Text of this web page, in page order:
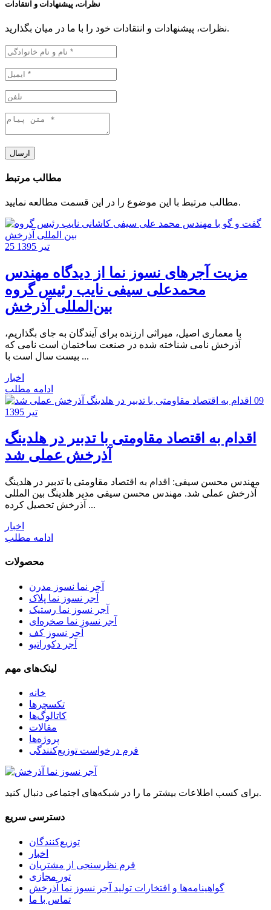
نظرات، پیشنهادات و انتقادات
نظرات، پیشنهادات و انتقادات خود را با ما در میان بگذارید.
ارسال
مطالب مرتبط
مطالب مرتبط با این موضوع را در این قسمت مطالعه نمایید.
25 تیر 1395
مزیت آجرهای نسوز نما از دیدگاه مهندس
محمدعلی سیفی نایب رئیس گروه
بین‌المللی آذرخش
با معماری اصیل، میراثی ارزنده برای آیندگان به جای بگذاریم،
آذرخش نامی شناخته شده در صنعت ساختمان است نامی که
بیست سال است با ...
اخبار
ادامه مطلب
09
تیر 1395
اقدام به اقتصاد مقاومتی با تدبیر در هلدینگ
آذرخش عملی شد
مهندس محسن سیفی: اقدام به اقتصاد مقاومتی با تدبیر در هلدینگ
آذرخش عملی شد. مهندس محسن سیفی مدیر هلدینگ بین المللی
آذرخش تحصیل کرده ...
اخبار
ادامه مطلب
محصولات
آجر نما نسوز مدرن
آجر نسوز نما پلاک
آجر نسوز نما رستیک
آجر نسوز نما صخره‌ای
آجر نسوز کف
آجر دکوراتیو
لینک‌های مهم
خانه
تکسچرها
کاتالوگ‌ها
مقالات
پروژه‌ها
فرم درخواست توزیع‌کنندگی
برای کسب اطلاعات بیشتر ما را در شبکه‌های اجتماعی دنبال کنید.
دسترسی سریع
توزیع‌کنندگان
اخبار
فرم نظرسنجی از مشتریان
تور مجازی
گواهینامه‌ها و افتخارات تولید آجر نسوز نما آذرخش
تماس با ما